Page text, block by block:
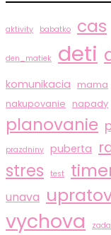
aktivity babatko cas
den_matiek deti
komunikacia mama
nakupovanie napady
planovanie
prazdniny puberta
stres test
unava
vychova